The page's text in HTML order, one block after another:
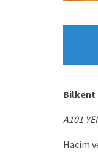
Bilkent
A101
Hacim